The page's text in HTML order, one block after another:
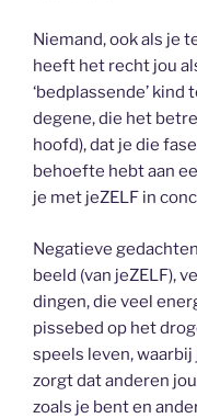
Niemand, ook als je
heeft het recht jou
‘bedplassende’ kind
degene, die het
hoofd), dat je die
behoefte hebt aan
je met jeZELF in
Negatieve
beeld (van jeZELF),
dingen, die veel
pissebed op het
speels leven,
zorgt dat anderen
zoals je bent en